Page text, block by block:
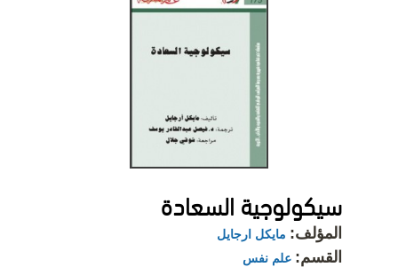
سيكولوجية السعادة
المؤلف: مايكل ارجايل
القسم: علم نفس